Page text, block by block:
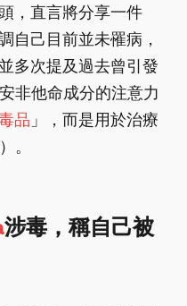
，直言將分享一件
自己目前並未罹病，
多次提及過去曾引發
非他命成分的注意力
品 」，而是用於治療
。
涉毒，稱自己被